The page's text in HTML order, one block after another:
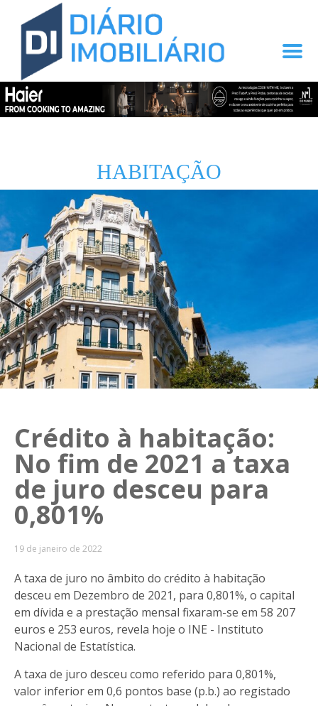
HABITAÇÃO
Crédito à habitação:
No fim de 2021 a taxa
de juro desceu para
0,801%
19 de janeiro de 2022
A taxa de juro no âmbito do crédito à habitação
desceu em Dezembro de 2021, para 0,801%, o capital
em dívida e a prestação mensal fixaram-se em 58 207
euros e 253 euros, revela hoje o INE - Instituto
Nacional de Estatística.
A taxa de juro desceu como referido para 0,801%,
valor inferior em 0,6 pontos base (p.b.) ao registado